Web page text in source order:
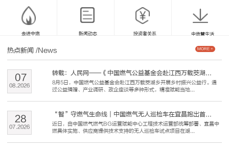
走进中燃 新闻动态 投资者关系 中燃慧生活
热点新闻 /News
转载：人民网——《中国燃气公益基金会赴江西万载茭湖...
8月5日，中国燃气公益基金会赴江西万载茭湖乡开展乡村振兴公益行。通
过公益捐赠、产业调研、政企座谈等多种形式，精准赋能当地...
08.2026
07
“智”守燃气生命线｜中国燃气无人巡检车在宜昌跑出首...
近日，由中国燃气燃气BG运营赋能中心工程技术运营部统筹部署、宜昌中
燃具体实施、供应商提供技术支持的无人巡检车试点项目在湖...
07.2026
28
MORE +